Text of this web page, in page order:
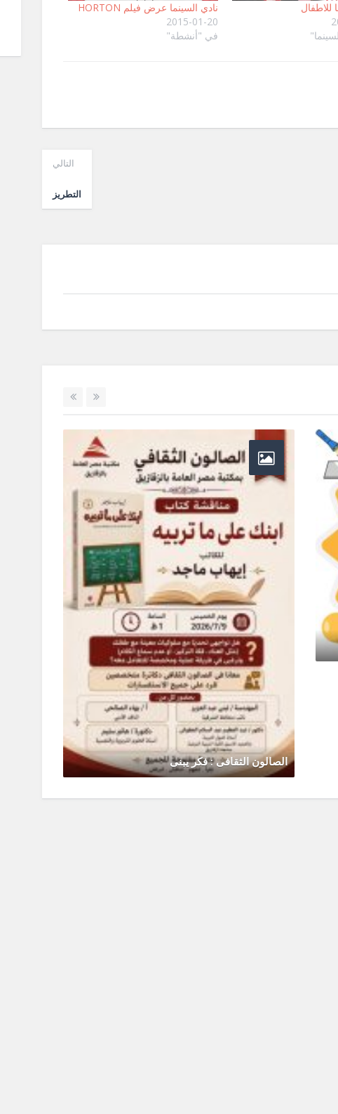
للاطفال
‏نادي السينما عرض فيلم HORTON
2015-01-20
في "أنشطة"
التالي
التطريز
الصالون الثقافى : فكر يبنى